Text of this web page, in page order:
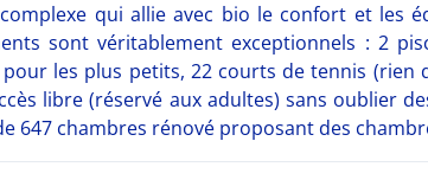
qui allie avec bio le confort et
sont véritablement exceptionnels : 2
les plus petits, 22 courts de tennis
libre (réservé aux adultes) sans oublier
647 chambres rénové proposant des